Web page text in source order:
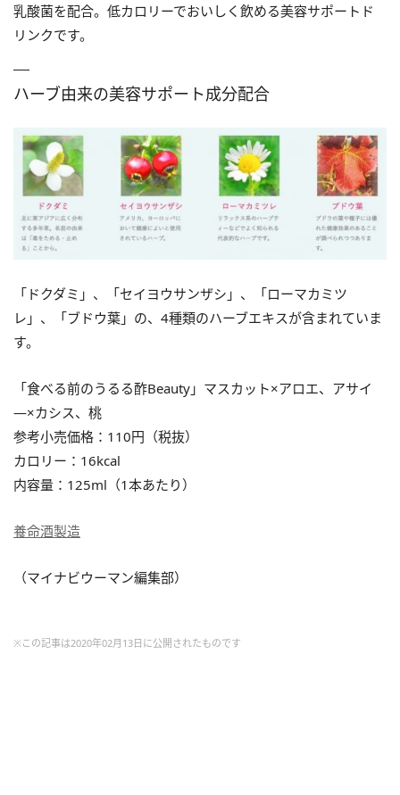
乳酸菌を配合。低カロリーでおいしく飲める美容サポートド
リンクです。
ハーブ由来の美容サポート成分配合
「ドクダミ」、「セイヨウサンザシ」、「ローマカミツ
レ」、「ブドウ葉」の、4種類のハーブエキスが含まれていま
す。
「食べる前のうるる酢Beauty」マスカット×アロエ、アサイ
―×カシス、桃
参考小売価格：110円（税抜）
カロリー：16kcal
内容量：125ml（1本あたり）
養命酒製造
（マイナビウーマン編集部）
※この記事は2020年02月13日に公開されたものです